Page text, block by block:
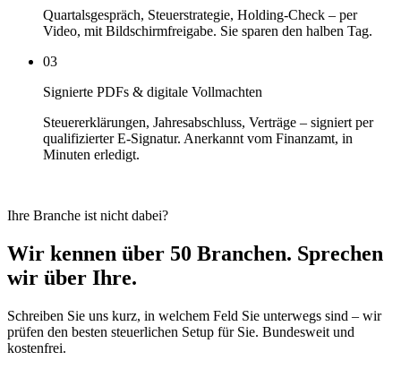
Quartalsgespräch, Steuerstrategie, Holding-Check – per
Video, mit Bildschirmfreigabe. Sie sparen den halben Tag.
03
Signierte PDFs & digitale Vollmachten
Steuererklärungen, Jahresabschluss, Verträge – signiert per
qualifizierter E-Signatur. Anerkannt vom Finanzamt, in
Minuten erledigt.
Ihre Branche ist nicht dabei?
Wir kennen über 50 Branchen. Sprechen
wir über Ihre.
Schreiben Sie uns kurz, in welchem Feld Sie unterwegs sind – wir
prüfen den besten steuerlichen Setup für Sie. Bundesweit und
kostenfrei.